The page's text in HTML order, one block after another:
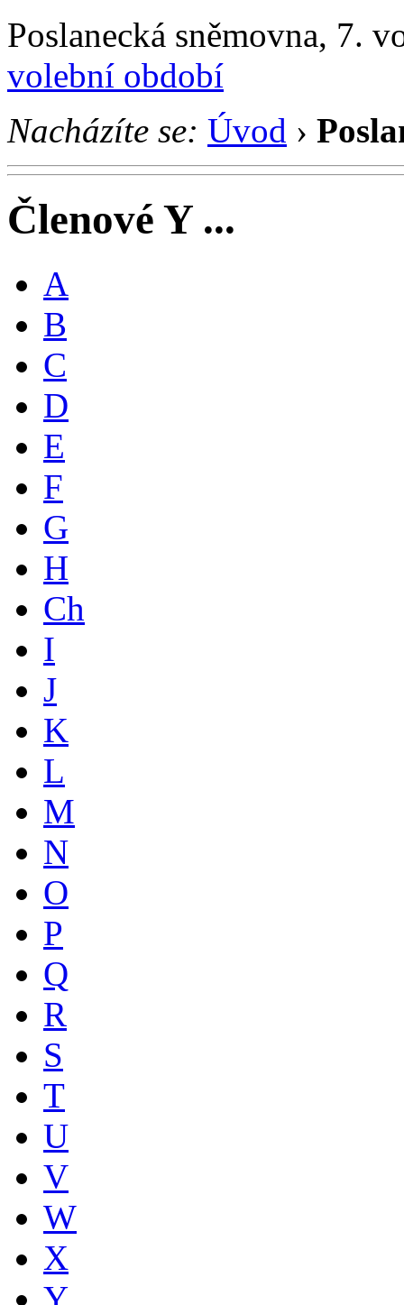
Poslanecká sněmovna, 7.
volební období
Nacházíte se: Úvod ›
Členové Y ...
A
B
C
D
E
F
G
H
Ch
I
J
K
L
M
N
O
P
Q
R
S
T
U
V
W
X